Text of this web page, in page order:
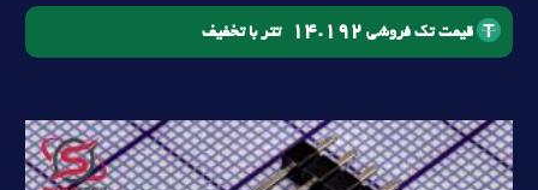
قیمت تک فروشی 14.192 تتر با تخفیف